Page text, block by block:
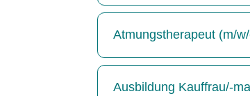
Atmungstherapeut (m/
Ausbildung Kauffrau/-